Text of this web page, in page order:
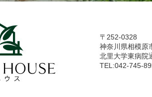
〒252-0328
神奈川県相模原
北里大学東病院
TEL:042-745-